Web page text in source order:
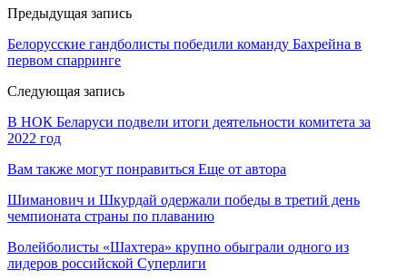
Предыдущая запись
Белорусские гандболисты победили команду Бахрейна в
первом спарринге
Следующая запись
В НОК Беларуси подвели итоги деятельности комитета за
2022 год
Вам также могут понравиться Еще от автора
Шиманович и Шкурдай одержали победы в третий день
чемпионата страны по плаванию
Волейболисты «Шахтера» крупно обыграли одного из
лидеров российской Суперлиги